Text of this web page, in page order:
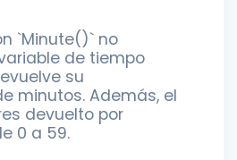
`Minute()` no
de tiempo
su
minutos. Además, el
devuelto por
0 a 59.